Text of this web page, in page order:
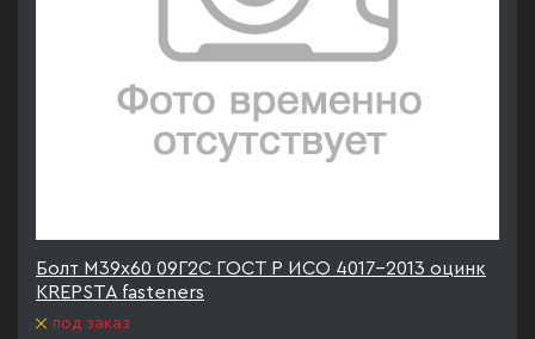
Болт М39х60 09Г2С ГОСТ Р ИСО 4017-2013 оцинк
KREPSTA fasteners
под заказ